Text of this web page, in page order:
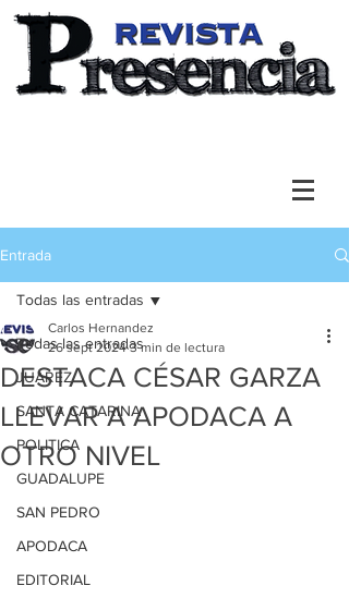
Entrada
Todas las entradas
JUAREZ
SANTA CATARINA
POLITICA
GUADALUPE
SAN PEDRO
APODACA
EDITORIAL
Todas las entradas
DESTACA CÉSAR GARZA
LLEVAR A APODACA A
OTRO NIVEL
Carlos Hernandez
26 sept 2024 3 min de lectura